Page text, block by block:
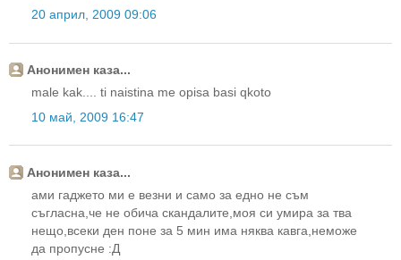
20 април, 2009 09:06
Анонимен каза...
male kak.... ti naistina me opisa basi qkoto
10 май, 2009 16:47
Анонимен каза...
ами гаджето ми е везни и само за едно не съм
съгласна,че не обича скандалите,моя си умира за тва
нещо,всеки ден поне за 5 мин има няква кавга,неможе
да пропусне :Д